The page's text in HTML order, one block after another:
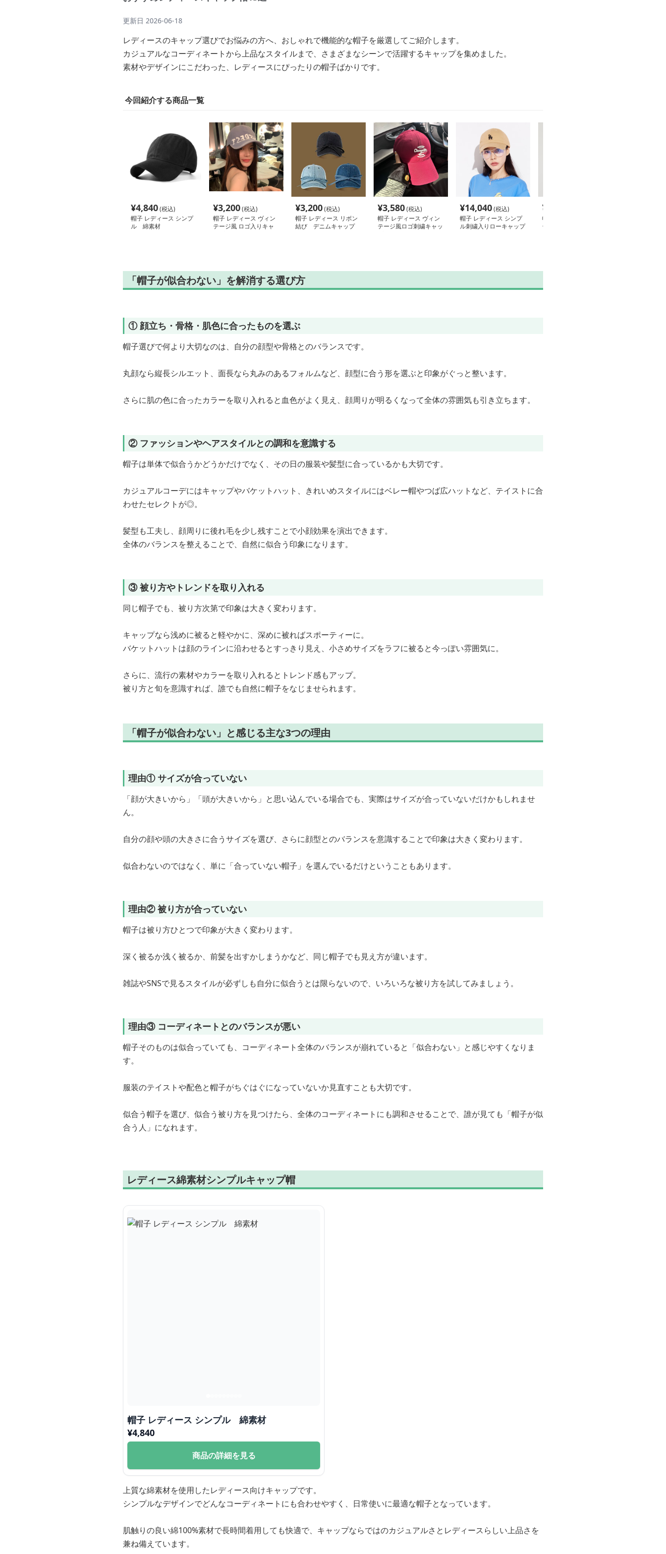
更新日 2026-06-18
レディースのキャップ選びでお悩みの方へ、おしゃれで機能的な帽子を厳選してご紹介します。
カジュアルなコーディネートから上品なスタイルまで、さまざまなシーンで活躍するキャップを集めました。
素材やデザインにこだわった、レディースにぴったりの帽子ばかりです。
今回紹介する商品一覧
¥4,840(税込)
帽子 レディース シンプ
ル 綿素材
¥3,200(税込)
帽子 レディース ヴィン
テージ風 ロゴ入りキャ
¥3,200(税込)
帽子 レディース リボン
結び デニムキャップ
¥3,580(税込)
帽子 レディース ヴィン
テージ風ロゴ刺繍キャッ
¥14,040(税込)
帽子 レディース シンプ
ル刺繍入りローキャップ
¥
帽子 レディース ヴィン
テージ風ユーズド加工キ
「帽子が似合わない」を解消する選び方
① 顔立ち・骨格・肌色に合ったものを選ぶ
帽子選びで何より大切なのは、自分の顔型や骨格とのバランスです。
丸顔なら縦長シルエット、面長なら丸みのあるフォルムなど、顔型に合う形を選ぶと印象がぐっと整います。
さらに肌の色に合ったカラーを取り入れると血色がよく見え、顔周りが明るくなって全体の雰囲気も引き立ちます。
② ファッションやヘアスタイルとの調和を意識する
帽子は単体で似合うかどうかだけでなく、その日の服装や髪型に合っているかも大切です。
カジュアルコーデにはキャップやバケットハット、きれいめスタイルにはベレー帽やつば広ハットなど、テイストに合
わせたセレクトが◎。
髪型も工夫し、顔周りに後れ毛を少し残すことで小顔効果を演出できます。
全体のバランスを整えることで、自然に似合う印象になります。
③ 被り方やトレンドを取り入れる
同じ帽子でも、被り方次第で印象は大きく変わります。
キャップなら浅めに被ると軽やかに、深めに被ればスポーティーに。
バケットハットは顔のラインに沿わせるとすっきり見え、小さめサイズをラフに被ると今っぽい雰囲気に。
さらに、流行の素材やカラーを取り入れるとトレンド感もアップ。
被り方と旬を意識すれば、誰でも自然に帽子をなじませられます。
「帽子が似合わない」と感じる主な3つの理由
理由① サイズが合っていない
「顔が大きいから」「頭が大きいから」と思い込んでいる場合でも、実際はサイズが合っていないだけかもしれませ
ん。
自分の顔や頭の大きさに合うサイズを選び、さらに顔型とのバランスを意識することで印象は大きく変わります。
似合わないのではなく、単に「合っていない帽子」を選んでいるだけということもあります。
理由② 被り方が合っていない
帽子は被り方ひとつで印象が大きく変わります。
深く被るか浅く被るか、前髪を出すかしまうかなど、同じ帽子でも見え方が違います。
雑誌やSNSで見るスタイルが必ずしも自分に似合うとは限らないので、いろいろな被り方を試してみましょう。
理由③ コーディネートとのバランスが悪い
帽子そのものは似合っていても、コーディネート全体のバランスが崩れていると「似合わない」と感じやすくなりま
す。
服装のテイストや配色と帽子がちぐはぐになっていないか見直すことも大切です。
似合う帽子を選び、似合う被り方を見つけたら、全体のコーディネートにも調和させることで、誰が見ても「帽子が似
合う人」になれます。
レディース綿素材シンプルキャップ帽
帽子 レディース シンプル 綿素材
¥4,840
商品の詳細を見る
上質な綿素材を使用したレディース向けキャップです。
シンプルなデザインでどんなコーディネートにも合わせやすく、日常使いに最適な帽子となっています。
肌触りの良い綿100%素材で長時間着用しても快適で、キャップならではのカジュアルさとレディースらしい上品さを
兼ね備えています。